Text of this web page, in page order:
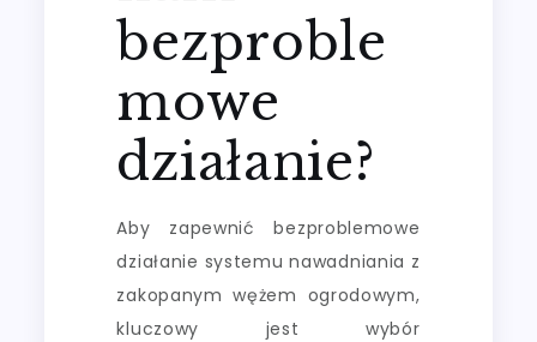
bezproble
mowe
działanie?
Aby zapewnić bezproblemowe
działanie systemu nawadniania z
zakopanym wężem ogrodowym,
kluczowy jest wybór